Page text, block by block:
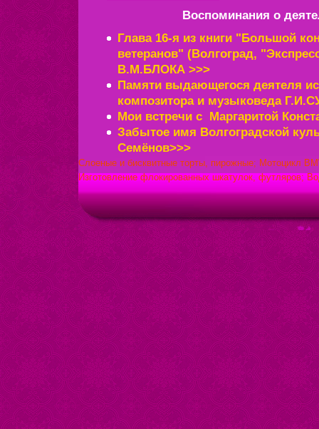
Воспоминания о
Глава 16-я из книги "Большой
ветеранов" (Волгоград,
В.М.БЛОКА >>>
Памяти выдающегося деятеля
композитора и музыковеда
Мои встречи с Маргаритой
Забытое имя Волгоградской
Семёнов>>>
Слоеные и бисквитные торты, пирожные; Мотоцикл
Изготовление флокированных шкатулок, футляров;